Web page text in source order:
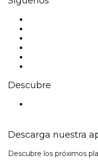
Descubre
Descarga nuestra
Descubre los próximos